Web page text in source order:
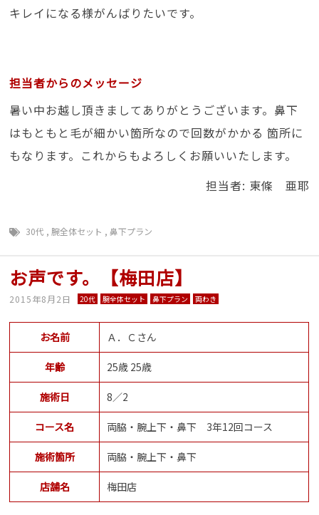
キレイになる様がんばりたいです。
担当者からのメッセージ
暑い中お越し頂きましてありがとうございます。鼻下
はもともと毛が細かい箇所なので回数がかかる 箇所に
もなります。これからもよろしくお願いいたします。
担当者: 東條 亜耶
30代 ,腕全体セット ,鼻下プラン
お声です。【梅田店】
2015年8月2日 20代 腕全体セット 鼻下プラン 両わき
お名前 Ａ．Ｃさん
年齢 25歳 25歳
施術日 8／2
コース名 両脇・腕上下・鼻下 3年12回コース
施術箇所 両脇・腕上下・鼻下
店舗名 梅田店